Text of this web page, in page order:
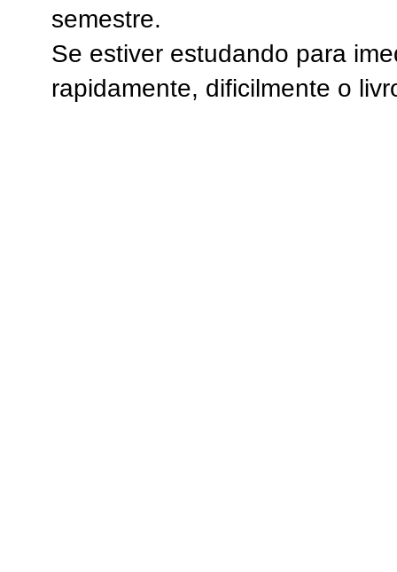
semestre.
Se estiver estudando para
rapidamente, dificilmente o